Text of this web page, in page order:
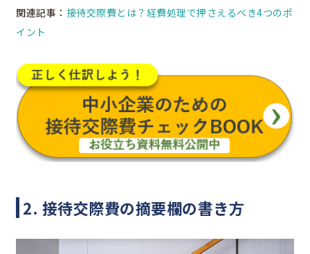
関連記事： 接待交際費とは？経費処理で押さえるべき4つのポ
イント
2. 接待交際費の摘要欄の書き方